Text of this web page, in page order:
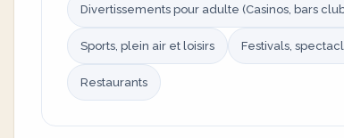
Divertissements pour adulte (Casinos, bars
Sports, plein air et loisirs Festivals,
Restaurants